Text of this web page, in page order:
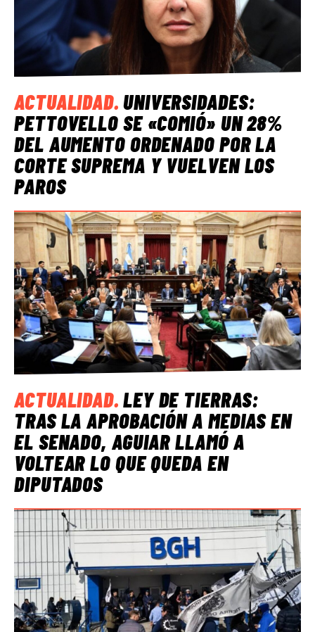
ACTUALIDAD.UNIVERSIDADES:
PETTOVELLO SE «COMIÓ» UN 28%
DEL AUMENTO ORDENADO POR LA
CORTE SUPREMA Y VUELVEN LOS
PAROS
ACTUALIDAD.LEY DE TIERRAS:
TRAS LA APROBACIÓN A MEDIAS EN
EL SENADO, AGUIAR LLAMÓ A
VOLTEAR LO QUE QUEDA EN
DIPUTADOS